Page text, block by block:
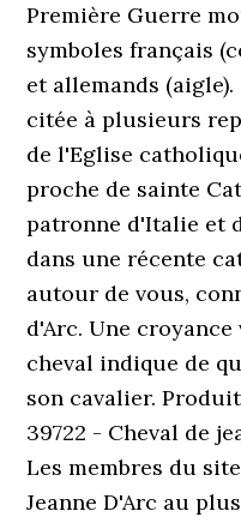
Première Guerre
symboles français
et allemands
citée à plusieurs
de l'Eglise
proche de sainte
patronne d'Italie et
dans une récente
autour de vous,
d'Arc. Une
cheval indique de
son cavalier.
39722 - Cheval de
Les membres du
Jeanne D'Arc au